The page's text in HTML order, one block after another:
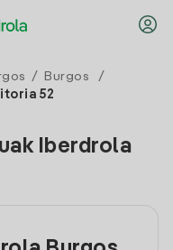
/ Burgos
/
52
Iberdrola